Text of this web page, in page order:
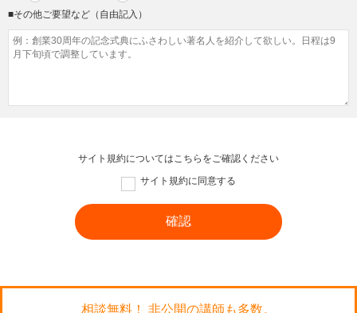
■その他ご要望など（自由記入）
サイト規約についてはこちら をご確認ください
サイト規約に同意する
相談無料！ 非公開の講師も多数。